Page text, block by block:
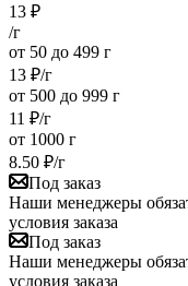
13 ₽
/г
от 50 до 499 г
13 ₽/г
от 500 до 999 г
11 ₽/г
от 1000 г
8.50 ₽/г
Под заказ
Наши менеджеры
условия заказа
Под заказ
Наши менеджеры
условия заказа